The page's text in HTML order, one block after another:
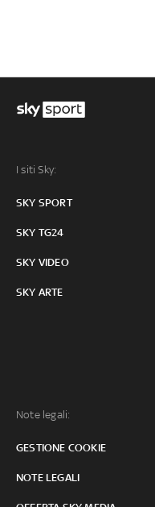
I siti Sky:
SKY SPORT
SKY TG24
SKY VIDEO
SKY ARTE
Note legali:
GESTIONE COOKIE
NOTE LEGALI